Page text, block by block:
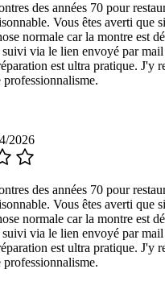
des années 70 pour
Vous êtes averti que
normale car la montre est
via le lien envoyé par
est ultra pratique. J'y
2026
des années 70 pour
Vous êtes averti que
normale car la montre est
via le lien envoyé par
est ultra pratique. J'y